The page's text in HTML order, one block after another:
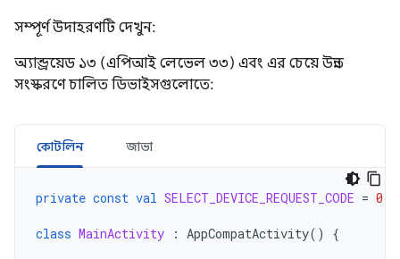
সম্পূর্ণ উদাহরণটি দেখুন:
অ্যান্ড্রয়েড ১৩ (এপিআই লেভেল ৩৩) এবং এর চেয়ে উন্নত
সংস্করণে চালিত ডিভাইসগুলোতে:
কোটলিন জাভা
private const val SELECT_DEVICE_REQUEST_CODE = 0
class MainActivity : AppCompatActivity() {